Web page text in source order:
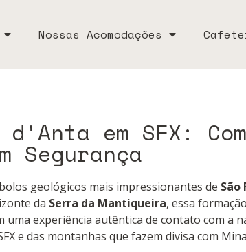
Nossas Acomodações
em SFX:
Segurança
geológicos mais impressionantes de São
da Serra da Mantiqueira, essa
experiência autêntica de contato com a
e das montanhas que fazem divisa com